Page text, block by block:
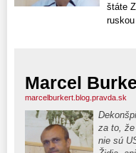
štáte
Marcel
marcelburkert.blog.pravda.sk
za to,
nie sú